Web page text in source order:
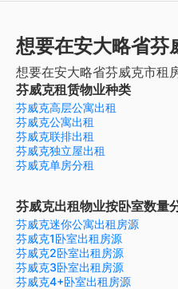
想要在安大略省芬
想要在安大略省芬威克市租
芬威克租赁物业种类
芬威克高层公寓出租
芬威克公寓出租
芬威克联排出租
芬威克独立屋出租
芬威克单房分租
芬威克出租物业按卧室数量
芬威克迷你公寓出租房源
芬威克1卧室出租房源
芬威克2卧室出租房源
芬威克3卧室出租房源
芬威克4+卧室出租房源